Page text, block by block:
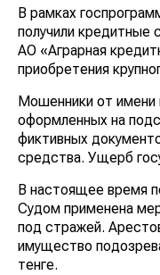
В рамках
получили кредитные
АО «Аграрная
приобретения
Мошенники от имени
оформленных на
фиктивных
средства. Ущерб
В настоящее время
Судом применена
под стражей.
имущество
тенге.